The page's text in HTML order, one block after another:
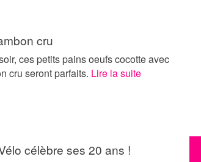
cru
ces petits pains oeufs cocotte avec
cru seront parfaits. Lire la suite
célèbre ses 20 ans !